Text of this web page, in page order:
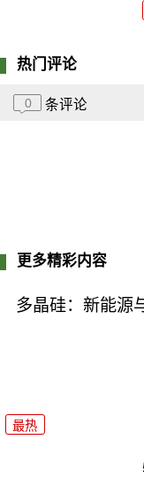
热门评论
0 条评论
更多精彩内容
多晶硅：新能源
最热